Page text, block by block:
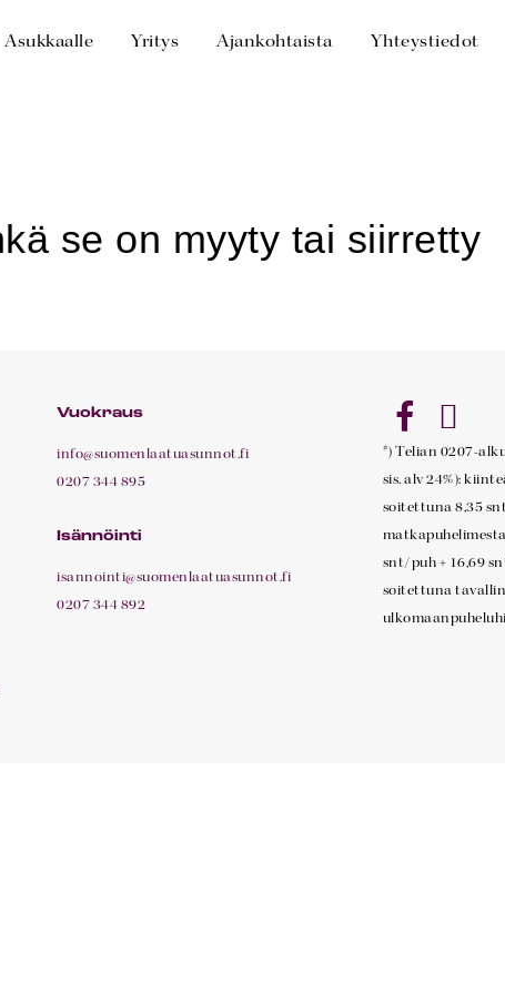
Asukkaalle Yritys Ajankohtaista Yhteystiedot
Vuokraus
info@suomenlaatuasunnot.fi
0207 344 895
Isännöinti
isannointi@suomenlaatuasunnot.fi
0207 344 892
*) Telian 0207-
sis. alv 24%):
soitettuna 8,35
snt/puh + 16,69
soitettuna